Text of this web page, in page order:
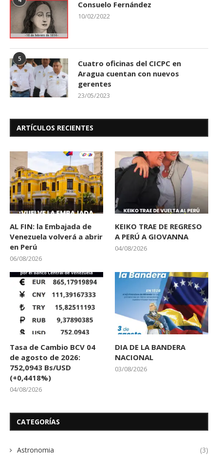
Consuelo Fernández
10/02/2022
5
Cuatro oficinas del CICPC en
Aragua cuentan con nuevos
gerentes
23/05/2023
ARTÍCULOS RECIENTES
AL FIN: la Embajada de
Venezuela volverá a abrir
en Perú
06/08/2026
KEIKO TRAE DE REGRESO
A PERÚ A GIOVANNA
04/08/2026
Tasa de Cambio BCV 04
de agosto de 2026:
752,0943 Bs/USD
(+0,4418%)
04/08/2026
DIA DE LA BANDERA
NACIONAL
03/08/2026
CATEGORÍAS
Astronomia (3)